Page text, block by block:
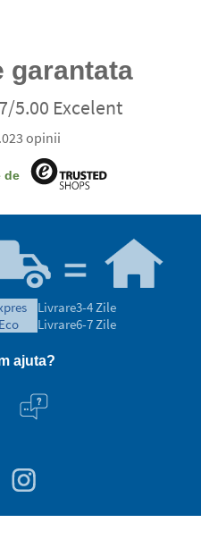
garantata
5.00 Excelent
opinii
de
eco
Livrare3-4 Zile
Livrare6-7 Zile
ajuta?